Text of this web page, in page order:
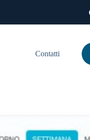
Contatti